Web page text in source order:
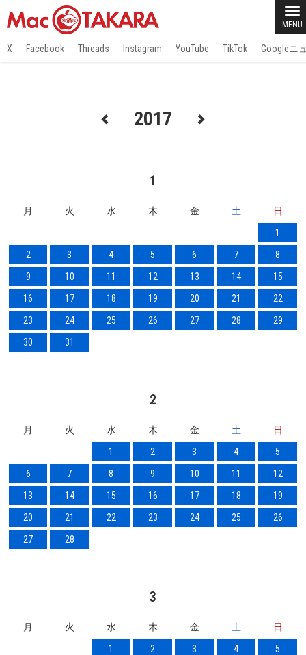
MENU
X Facebook Threads Instagram YouTube TikTok Googleニ
2017
1
月 火 水 木 金 土
日
1
2
3 4 5 6 7
8
9
10 11 12 13 14
15
16
17 18 19 20 21
22
23
24 25 26 27 28
29
30
31
2
月 火 水 木 金 土
日
1
2 3 4
5
6
7 8 9 10 11
12
13
14 15 16 17 18
19
20
21 22 23 24 25
26
27
28
3
月 火 水 木 金 土
日
1
2 3 4
5